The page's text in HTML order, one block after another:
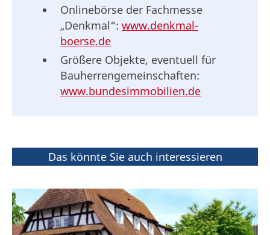
Onlinebörse der Fachmesse
„Denkmal“: www.denkmal-
boerse.de
Größere Objekte, eventuell für
Bauherrengemeinschaften:
www.bundesimmobilien.de
Das könnte Sie auch interessieren